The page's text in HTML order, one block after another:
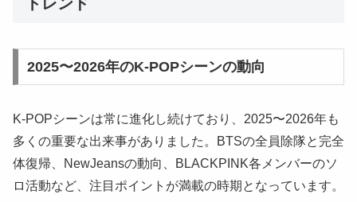
2025〜2026年のK-POPシーンの動向
K-POPシーンは常に進化し続けており、2025〜2026年も
多くの重要な出来事がありました。BTSの全員除隊と完全
体復帰、NewJeansの動向、BLACKPINK各メンバーのソ
ロ活動など、注目ポイントが満載の時期となっています。